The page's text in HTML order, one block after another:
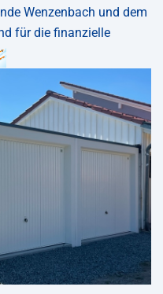
Wenzenbach und dem
für die finanzielle